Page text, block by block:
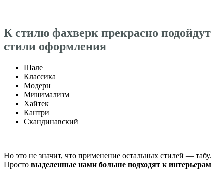
К стилю фахверк прекрасно подойдут
стили оформления
Шале
Классика
Модерн
Минимализм
Хайтек
Кантри
Скандинавский
Но это не значит, что применение остальных стилей — табу.
Просто выделенные нами больше подходят к интерьерам